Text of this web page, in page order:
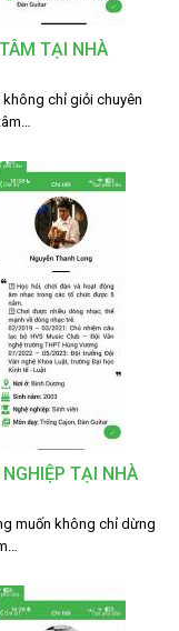
TẠI NHÀ
chỉ giỏi chuyên
TẠI NHÀ
muốn không chỉ dừng